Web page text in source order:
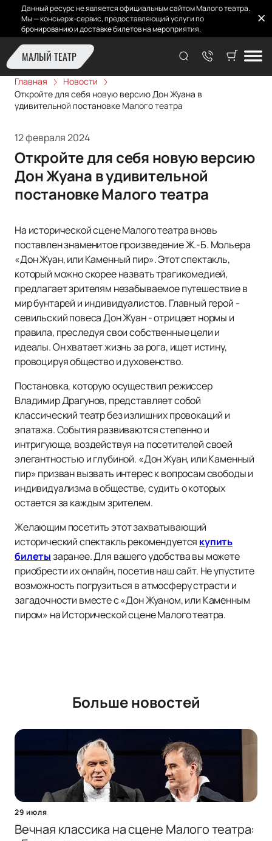
Данный ресурс не является официальным сайтом Малого театра.
Мы — консьерж-сервис, предоставляющий услуги по
бронированию и доставке билетов на мероприятия.
МАЛЫЙ ТЕАТР
Главная
Новости
Откройте для себя новую версию Дон Жуана в
удивительной постановке Малого театра
12 февраля 2024
Откройте для себя новую версию
Дон Жуана в удивительной
постановке Малого театра
На исторической сцене Малого театра вновь
поставлен знаменитое произведение Ж.-Б. Мольера
«Дон Жуан, или Каменный пир». Этот спектакль,
который можно скорее назвать трагикомедией,
предлагает зрителям незабываемое путешествие в
мир бунтарей и индивидуалистов. Главный герой -
севильский повеса Дон Жуан - отрицает нормы и
правила, преследуя свои собственные цели и
идеалы. Он хватает жизнь за рога, ищет истину,
провоцируя общество и духовенство.
Постановка, которую осуществил режиссер
Владимир Драгунов, представляет собой
классический театр без излишних провокаций и
эпатажа. События развиваются степенно и
интригующе, воздействуя на посетителей своей
элегантностью и глубиной. «Дон Жуан, или Каменный
пир» призван вызвать интерес к вопросам свободы и
индивидуализма в обществе, судить о которых
остается за каждым зрителем.
Желающим посетить этот захватывающий
исторический спектакль рекомендуется купить
билетызаранее. Для вашего удобства вы можете
приобрести их онлайн, посетив наш сайт. Не упустите
возможность погрузиться в атмосферу страсти и
загадочности вместе с «Дон Жуаном, или Каменным
пиром» на Исторической сцене Малого театра.
Больше новостей
29 июля
Вечная классика на сцене Малого театра: